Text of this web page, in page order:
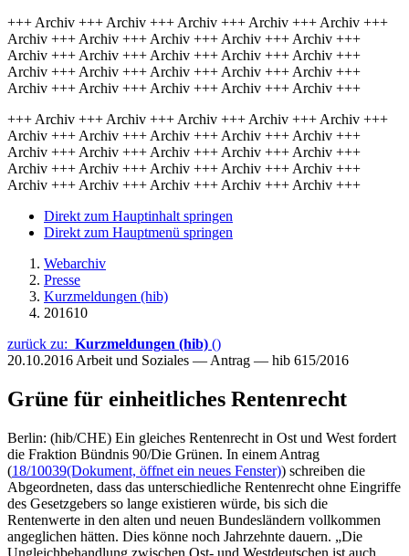
+++ Archiv +++ Archiv +++ Archiv +++ Archiv +++ Archiv +++
Archiv +++ Archiv +++ Archiv +++ Archiv +++ Archiv +++
Archiv +++ Archiv +++ Archiv +++ Archiv +++ Archiv +++
Archiv +++ Archiv +++ Archiv +++ Archiv +++ Archiv +++
Archiv +++ Archiv +++ Archiv +++ Archiv +++ Archiv +++
+++ Archiv +++ Archiv +++ Archiv +++ Archiv +++ Archiv +++
Archiv +++ Archiv +++ Archiv +++ Archiv +++ Archiv +++
Archiv +++ Archiv +++ Archiv +++ Archiv +++ Archiv +++
Archiv +++ Archiv +++ Archiv +++ Archiv +++ Archiv +++
Archiv +++ Archiv +++ Archiv +++ Archiv +++ Archiv +++
Direkt zum Hauptinhalt springen
Direkt zum Hauptmenü springen
Webarchiv
Presse
Kurzmeldungen (hib)
201610
zurück zu: Kurzmeldungen (hib) ()
20.10.2016 Arbeit und Soziales — Antrag — hib 615/2016
Grüne für einheitliches Rentenrecht
Berlin: (hib/CHE) Ein gleiches Rentenrecht in Ost und West fordert
die Fraktion Bündnis 90/Die Grünen. In einem Antrag
(18/10039(Dokument, öffnet ein neues Fenster)) schreiben die
Abgeordneten, dass das unterschiedliche Rentenrecht ohne Eingriffe
des Gesetzgebers so lange existieren würde, bis sich die
Rentenwerte in den alten und neuen Bundesländern vollkommen
angeglichen hätten. Dies könne noch Jahrzehnte dauern. „Die
Ungleichbehandlung zwischen Ost- und Westdeutschen ist auch